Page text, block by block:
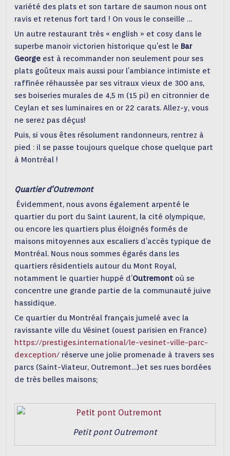
variété des plats et son tartare de saumon nous ont
ravis et retenus fort tard ! On vous le conseille …
Un autre restaurant très « english » et cosy dans le
superbe manoir victorien historique qu’est le Bar
George est à recommander non seulement pour ses
plats goûteux mais aussi pour l’ambiance intimiste et
raffinée réhaussée par ses vitraux vieux de 300 ans,
ses boiseries murales de 4,5 m (15 pi) en citronnier de
Ceylan et ses luminaires en or 22 carats. Allez-y, vous
ne serez pas déçus!
Puis, si vous êtes résolument randonneurs, rentrez à
pied : il se passe toujours quelque chose quelque part
à Montréal !
Quartier d’Outremont
Évidemment, nous avons également arpenté le
quartier du port du Saint Laurent, la cité olympique,
ou encore les quartiers plus éloignés formés de
maisons mitoyennes aux escaliers d’accès typique de
Montréal. Nous nous sommes égarés dans les
quartiers résidentiels autour du Mont Royal,
notamment le quartier huppé d’Outremont où se
concentre une grande partie de la communauté juive
hassidique.
Ce quartier du Montréal français jumelé avec la
ravissante ville du Vésinet (ouest parisien en France)
https://prestiges.international/le-vesinet-ville-parc-
dexception/ réserve une jolie promenade à travers ses
parcs (Saint-Viateur, Outremont…)et ses rues bordées
de très belles maisons;
Petit pont Outremont